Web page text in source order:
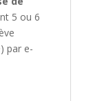
5 ou 6
par e-